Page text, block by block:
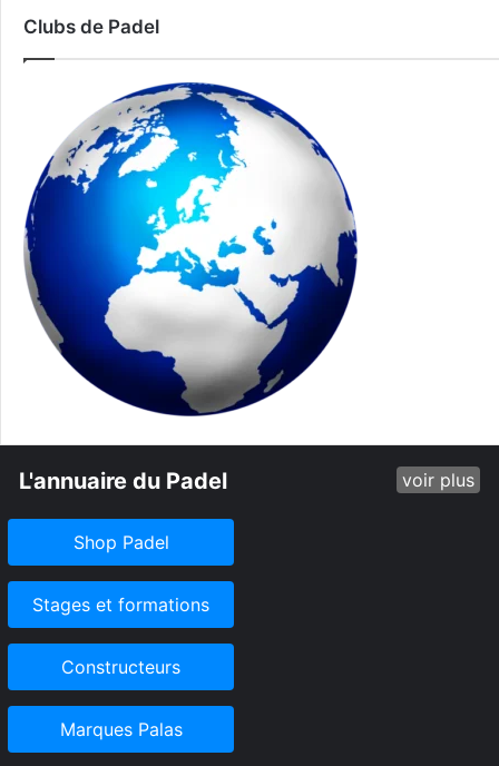
Clubs de Padel
L'annuaire du Padel voir plus
Shop Padel
Stages et formations
Constructeurs
Marques Palas